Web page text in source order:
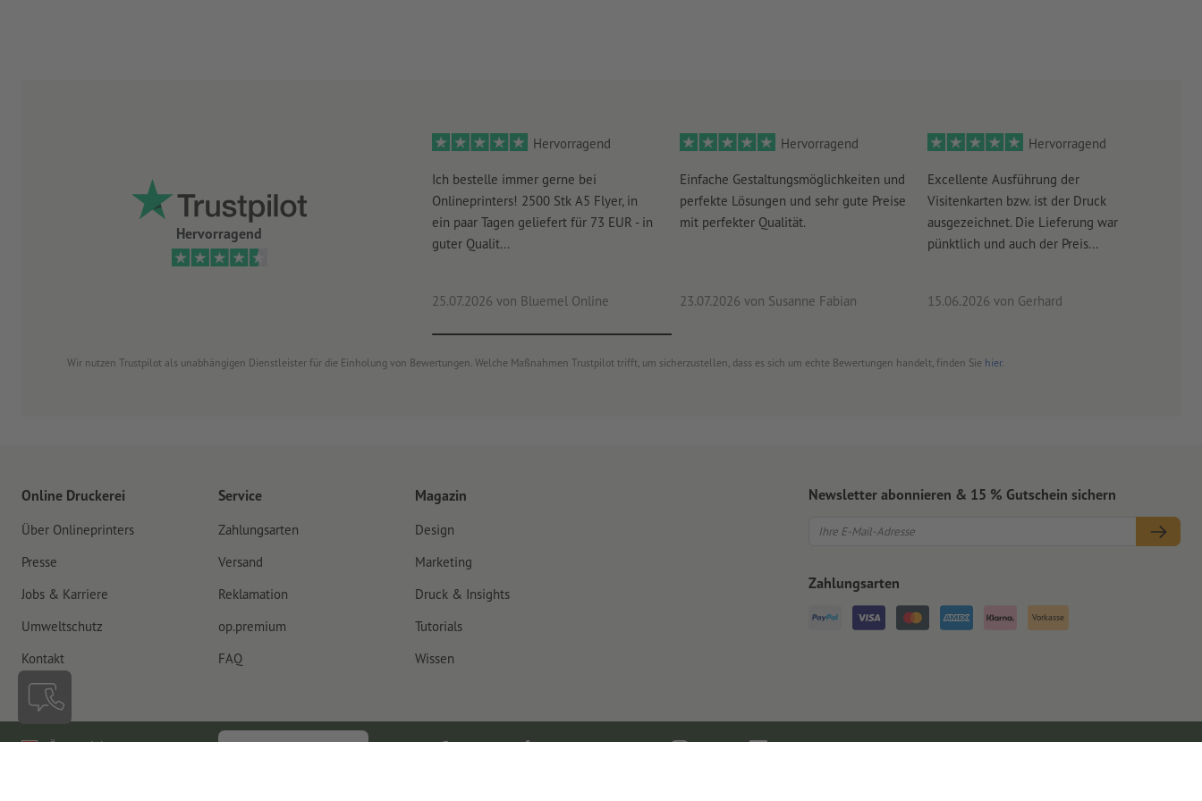
Hervorragend
Hervorragend
Ich bestelle immer gerne bei
Onlineprinters! 2500 Stk A5 Flyer, in
ein paar Tagen geliefert für 73 EUR - in
guter Qualit...
25.07.2026 von Bluemel Online
Hervorragend
Einfache Gestaltungsmöglichkeiten und
perfekte Lösungen und sehr gute Preise
mit perfekter Qualität.
23.07.2026 von Susanne Fabian
Hervorragend
Excellente Ausführung der
Visitenkarten bzw. ist der Druck
ausgezeichnet. Die Lieferung war
pünktlich und auch der Preis...
15.06.2026 von Gerhard
Wir nutzen Trustpilot als unabhängigen Dienstleister für die Einholung von Bewertungen. Welche Maßnahmen Trustpilot trifft, um sicherzustellen, dass es sich um echte Bewertungen handelt, finden Sie hier.
Online Druckerei
Über Onlineprinters
Presse
Jobs & Karriere
Umweltschutz
Kontakt
Service
Zahlungsarten
Versand
Reklamation
op.premium
FAQ
Magazin
Design
Marketing
Druck & Insights
Tutorials
Wissen
Newsletter abonnieren & 15 % Gutschein sichern
Zahlungsarten
Vorkasse
Österreich Vertrag widerrufen Impressum AGB Datenschutz